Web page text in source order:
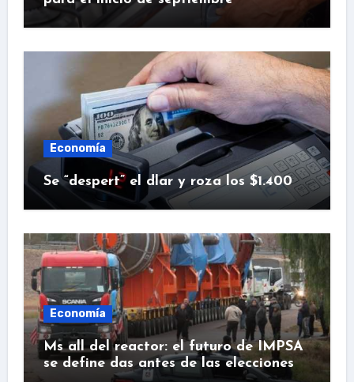
Economía
Se “despert” el dlar y roza los $1.400
Economía
Ms all del reactor: el futuro de IMPSA
se define das antes de las elecciones